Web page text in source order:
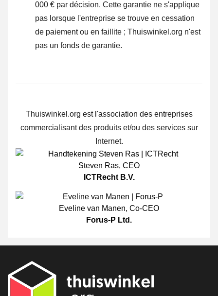
000 € par décision. Cette garantie ne s'applique
pas lorsque l'entreprise se trouve en cessation
de paiement ou en faillite ; Thuiswinkel.org n'est
pas un fonds de garantie.
Thuiswinkel.org est l'association des entreprises
commercialisant des produits et/ou des services sur
Internet.
Steven Ras, CEO
ICTRecht B.V.
Eveline van Manen, Co-CEO
Forus-P Ltd.